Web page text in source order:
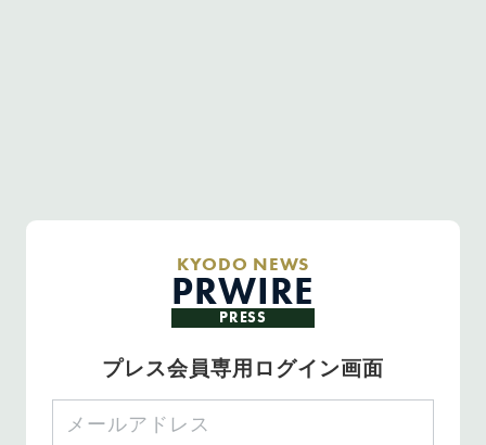
KYODO NEWS
PRWIRE
PRESS
プレス会員専用ログイン画面